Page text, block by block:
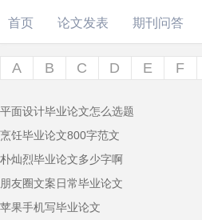
首页 论文发表 期刊问答
A B C D E F
平面设计毕业论文怎么选题
烹饪毕业论文800字范文
朴灿烈毕业论文多少字啊
朋友圈文案日常毕业论文
苹果手机写毕业论文